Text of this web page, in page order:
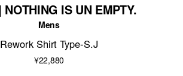
NOTHING IS UN EMPTY.
Mens
Rework Shirt Type-S.J
¥22,880